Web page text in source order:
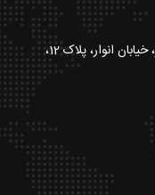
تهران ,بلوار میرداماد، روبروی مسجد الغدیر، خیابان انوار، پلاک 12،